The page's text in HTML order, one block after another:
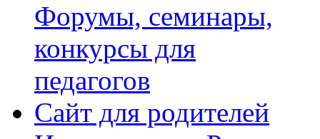
Форумы, семинары,
конкурсы для
педагогов
Сайт для родителей